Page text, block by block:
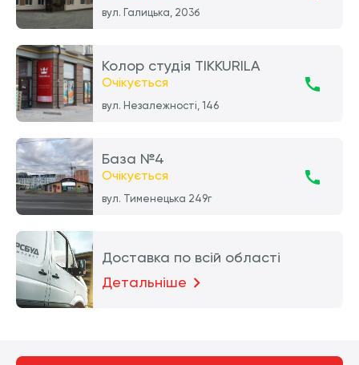
вул. Галицька, 203б
Колор студія TIKKURILA
Очікується
вул. Незалежності, 146
База №4
Очікується
вул. Тименецька 249г
Доставка по всій області
Детальніше